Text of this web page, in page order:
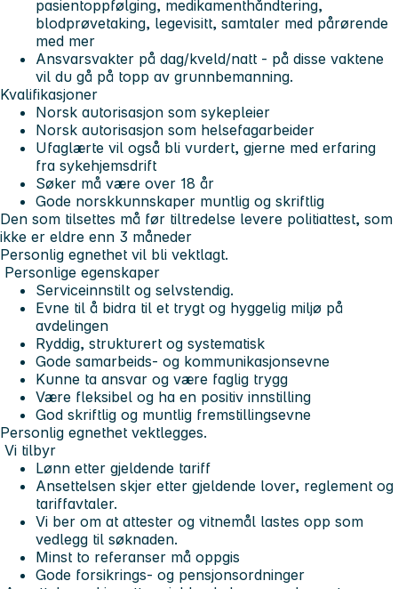
pasientoppfølging, medikamenthåndtering,
blodprøvetaking, legevisitt, samtaler med pårørende
med mer
Ansvarsvakter på dag/kveld/natt - på disse vaktene
vil du gå på topp av grunnbemanning.
Kvalifikasjoner
Norsk autorisasjon som sykepleier
Norsk autorisasjon som helsefagarbeider
Ufaglærte vil også bli vurdert, gjerne med erfaring
fra sykehjemsdrift
Søker må være over 18 år
Gode norskkunnskaper muntlig og skriftlig
Den som tilsettes må før tiltredelse levere politiattest, som
ikke er eldre enn 3 måneder
Personlig egnethet vil bli vektlagt.
Personlige egenskaper
Serviceinnstilt og selvstendig.
Evne til å bidra til et trygt og hyggelig miljø på
avdelingen
Ryddig, strukturert og systematisk
Gode samarbeids- og kommunikasjonsevne
Kunne ta ansvar og være faglig trygg
Være fleksibel og ha en positiv innstilling
God skriftlig og muntlig fremstillingsevne
Personlig egnethet vektlegges.
Vi tilbyr
Lønn etter gjeldende tariff
Ansettelsen skjer etter gjeldende lover, reglement og
tariffavtaler.
Vi ber om at attester og vitnemål lastes opp som
vedlegg til søknaden.
Minst to referanser må oppgis
Gode forsikrings- og pensjonsordninger